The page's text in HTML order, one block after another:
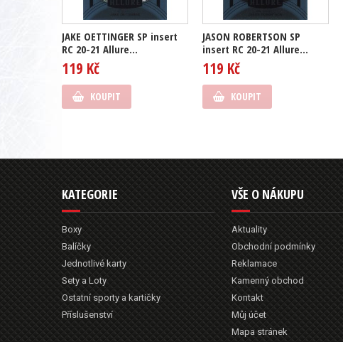
JAKE OETTINGER SP insert
RC 20-21 Allure...
119 Kč
KOUPIT
JASON ROBERTSON SP
insert RC 20-21 Allure...
119 Kč
KOUPIT
KATEGORIE
Boxy
Balíčky
Jednotlivé karty
Sety a Loty
Ostatní sporty a kartičky
Příslušenství
VŠE O NÁKUPU
Aktuality
Obchodní podmínky
Reklamace
Kamenný obchod
Kontakt
Můj účet
Mapa stránek